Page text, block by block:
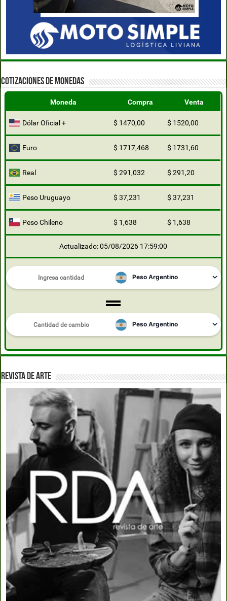
COTIZACIONES DE MONEDAS
Moneda Compra Venta
Dólar Oficial + $ 1470,00 $ 1520,00
Euro $ 1717,468 $ 1731,60
Real $ 291,032 $ 291,20
Peso Uruguayo $ 37,231 $ 37,231
Peso Chileno $ 1,638 $ 1,638
Actualizado: 05/08/2026 17:59:00
REVISTA DE ARTE